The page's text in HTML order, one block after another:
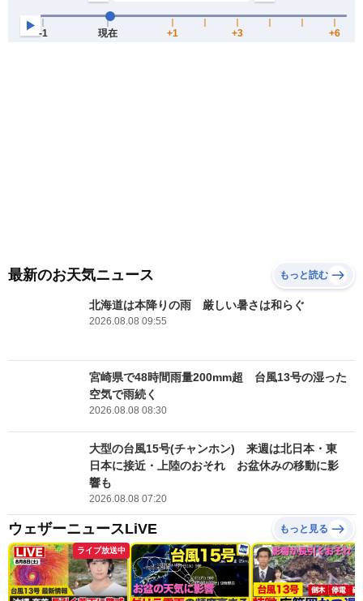
最新のお天気ニュース もっと読む
北海道は本降りの雨 厳しい暑さは和らぐ
2026.08.08 09:55
宮崎県で48時間雨量200mm超 台風13号の湿った
空気で雨続く
2026.08.08 08:30
大型の台風15号(チャンホン) 来週は北日本・東
日本に接近・上陸のおそれ お盆休みの移動に影
響も
2026.08.08 07:20
ウェザーニュースLiVE もっと見る
ライブ放送中